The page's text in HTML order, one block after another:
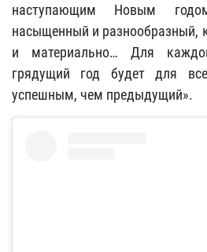
наступающим Новым
насыщенный и разнообразный,
и материально… Для
грядущий год будет для
успешным, чем предыдущий».